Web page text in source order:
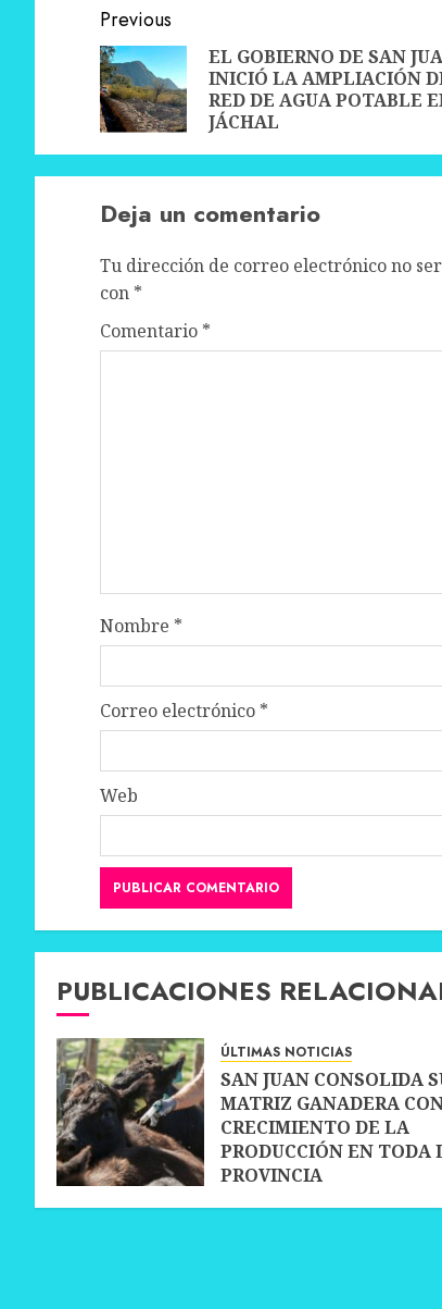
Post
navigation
Previous
EL GOBIERNO DE SAN
INICIÓ LA AMPLIACIÓN
RED DE AGUA POTABLE
JÁCHAL
Deja un comentario
Tu dirección de correo electrónico no
con *
Comentario *
Nombre *
Correo electrónico *
Web
PUBLICACIONES
ÚLTIMAS NOTICIAS
SAN JUAN CONSOLIDA
MATRIZ GANADERA
CRECIMIENTO DE LA
PRODUCCIÓN EN TODA
PROVINCIA
10 JULIO, 2026 0